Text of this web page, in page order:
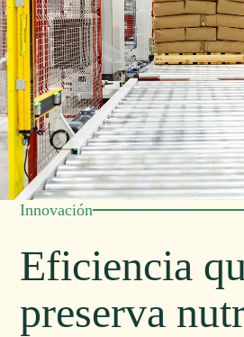
Innovación
Eficiencia
preserva